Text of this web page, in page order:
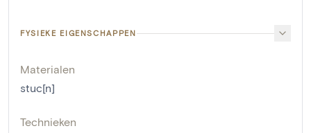
FYSIEKE EIGENSCHAPPEN
Materialen
stuc[n]
Technieken